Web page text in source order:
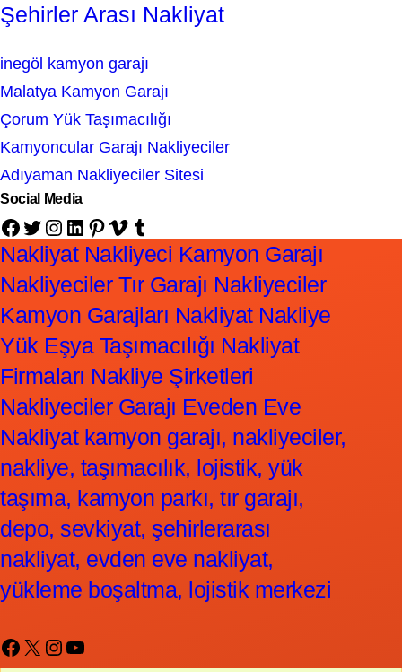
Şehirler Arası Nakliyat
inegöl kamyon garajı
Malatya Kamyon Garajı
Çorum Yük Taşımacılığı
Kamyoncular Garajı Nakliyeciler
Adıyaman Nakliyeciler Sitesi
Social Media
Facebook Twitter Instagram LinkedIn Pinterest Vimeo Tumblr
Nakliyat Nakliyeci Kamyon Garajı
Nakliyeciler Tır Garajı Nakliyeciler
Kamyon Garajları Nakliyat Nakliye
Yük Eşya Taşımacılığı Nakliyat
Firmaları Nakliye Şirketleri
Nakliyeciler Garajı Eveden Eve
Nakliyat kamyon garajı, nakliyeciler,
nakliye, taşımacılık, lojistik, yük
taşıma, kamyon parkı, tır garajı,
depo, sevkiyat, şehirlerarası
nakliyat, evden eve nakliyat,
yükleme boşaltma, lojistik merkezi
Facebook X Instagram YouTube